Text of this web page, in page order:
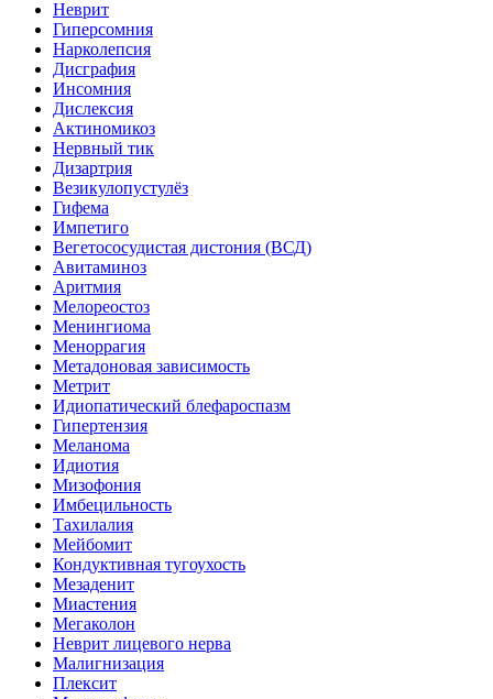
Неврит
Гиперсомния
Нарколепсия
Дисграфия
Инсомния
Дислексия
Актиномикоз
Нервный тик
Дизартрия
Везикулопустулёз
Гифема
Импетиго
Вегетососудистая дистония (ВСД)
Авитаминоз
Аритмия
Мелореостоз
Менингиома
Меноррагия
Метадоновая зависимость
Метрит
Идиопатический блефароспазм
Гипертензия
Меланома
Идиотия
Мизофония
Имбецильность
Тахилалия
Мейбомит
Кондуктивная тугоухость
Мезаденит
Миастения
Мегаколон
Неврит лицевого нерва
Малигнизация
Плексит